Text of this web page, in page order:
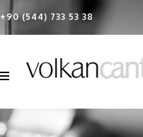
+90 (544) 733 53 38